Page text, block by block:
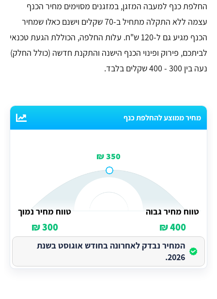
החלפת כנף למעבה המזגן, במזגנים מסוימים מחיר הכנף
עצמה ללא התקלה מתחיל ב-70 שקלים וישנם כאלו שמחיר
הכנף מגיע גם ל-120 ש"ח. עלות החלפה, הכוללת הגעת טכנאי
לביתכם, פירוק ופינוי הכנף הישנה והתקנת חדשה (כולל החלק)
נעה בין 300 - 400 שקלים בלבד.
מחיר ממוצע להחלפת כנף
350 ₪
טווח מחיר גבוה
400 ₪
טווח מחיר נמוך
300 ₪
המחיר נבדק לאחרונה בחודש אוגוסט בשנת
2026.